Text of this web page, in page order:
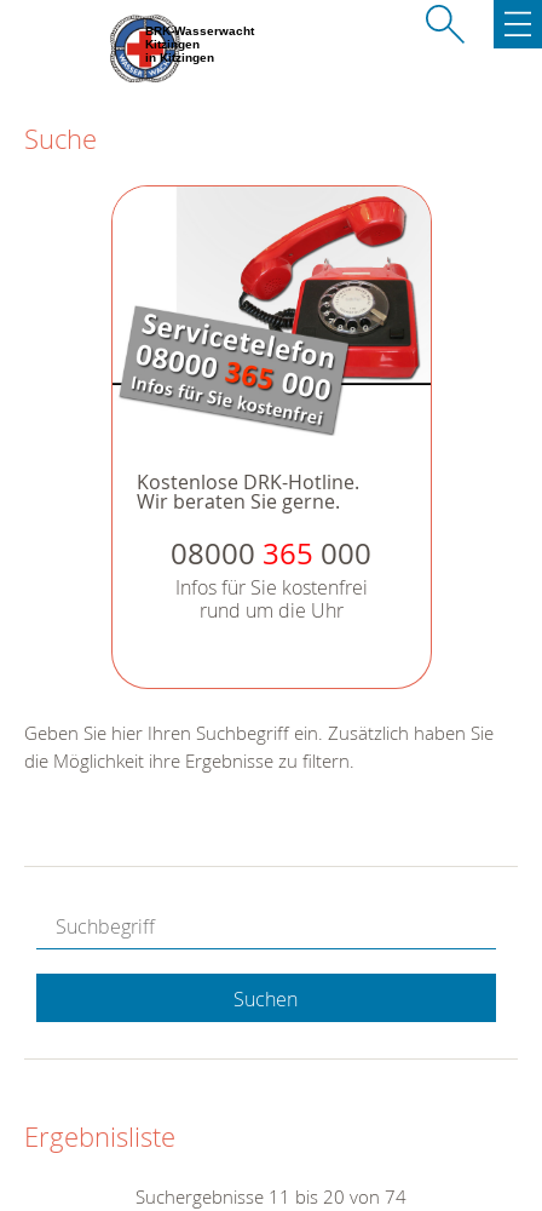
BRK-Wasserwacht
Kitzingen
in Kitzingen
Suche
Kostenlose DRK-Hotline.
Wir beraten Sie gerne.
08000 365 000
Infos für Sie kostenfrei
rund um die Uhr
Geben Sie hier Ihren Suchbegriff ein. Zusätzlich haben Sie
die Möglichkeit ihre Ergebnisse zu filtern.
Suchen
Ergebnisliste
Suchergebnisse 11 bis 20 von 74